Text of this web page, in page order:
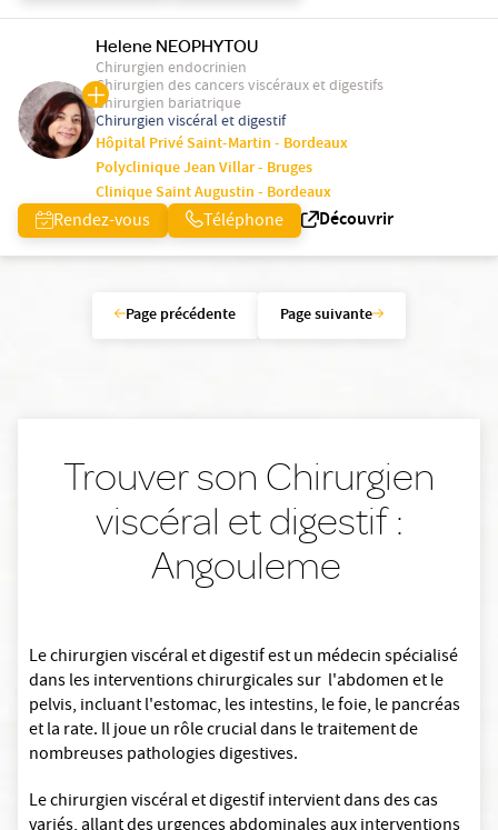
Helene NEOPHYTOU
Chirurgien endocrinien
Chirurgien des cancers viscéraux et digestifs
Chirurgien bariatrique
Chirurgien viscéral et digestif
Hôpital Privé Saint-Martin - Bordeaux
Polyclinique Jean Villar - Bruges
Clinique Saint Augustin - Bordeaux
Rendez-vous Téléphone Découvrir
Page précédente Page suivante
Trouver son Chirurgien
viscéral et digestif :
Angouleme
Le chirurgien viscéral et digestif est un médecin spécialisé
dans les interventions chirurgicales sur l'abdomen et le
pelvis, incluant l'estomac, les intestins, le foie, le pancréas
et la rate. Il joue un rôle crucial dans le traitement de
nombreuses pathologies digestives.
Le chirurgien viscéral et digestif intervient dans des cas